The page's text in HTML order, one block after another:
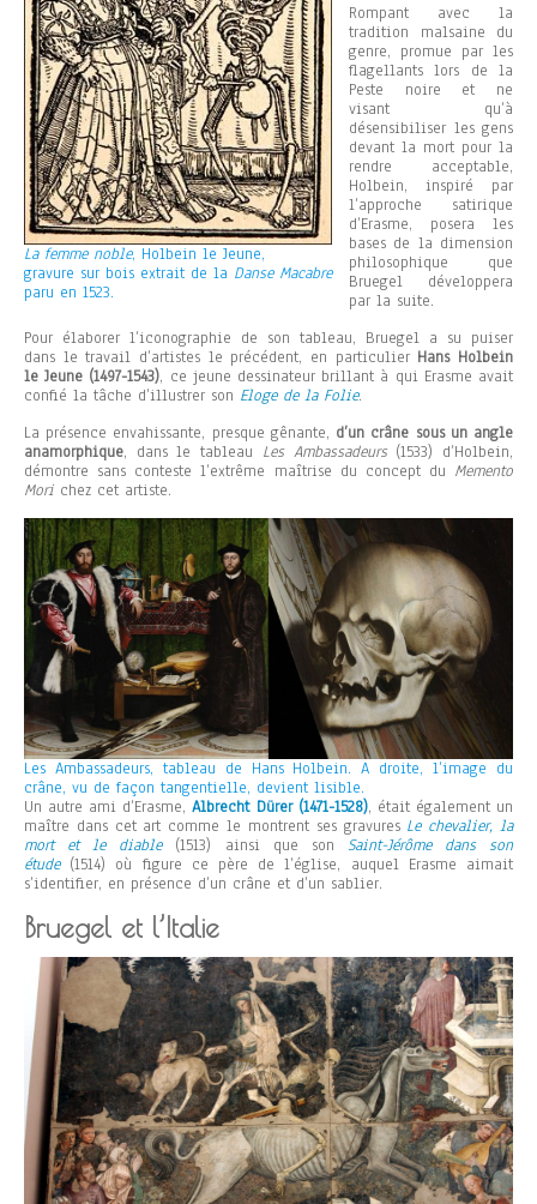
La femme noble, Holbein le Jeune,
gravure sur bois extrait de la Danse Macabre
paru en 1523.
Rompant avec la
tradition malsaine du
genre, promue par les
flagellants lors de la
Peste noire et ne
visant qu’à
désensibiliser les gens
devant la mort pour la
rendre acceptable,
Holbein, inspiré par
l’approche satirique
d’Erasme, posera les
bases de la dimension
philosophique que
Bruegel développera
par la suite.
Pour élaborer l’iconographie de son tableau, Bruegel a su puiser
dans le travail d’artistes le précédent, en particulier Hans Holbein
le Jeune (1497-1543), ce jeune dessinateur brillant à qui Erasme avait
confié la tâche d’illustrer son Eloge de la Folie.
La présence envahissante, presque gênante, d’un crâne sous un angle
anamorphique, dans le tableau Les Ambassadeurs(1533) d’Holbein,
démontre sans conteste l’extrême maîtrise du concept du Memento
Mori chez cet artiste.
Les Ambassadeurs, tableau de Hans Holbein. A droite, l’image du
crâne, vu de façon tangentielle, devient lisible.
Un autre ami d’Erasme,Albrecht Dürer (1471-1528), était également un
maître dans cet art comme le montrent ses gravures Le chevalier, la
mort et le diable(1513) ainsi que son Saint-Jérôme dans son
étude (1514) où figure ce père de l’église, auquel Erasme aimait
s’identifier, en présence d’un crâne et d’un sablier.
Bruegel et l’Italie